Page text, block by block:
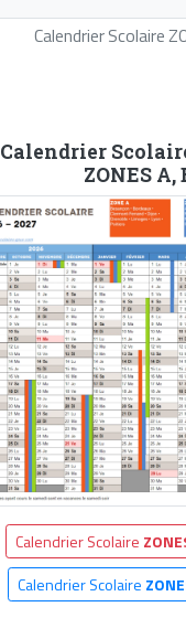
Calendrier Scolaire
Calendrier
ZONES A,
Calendrier Scolaire
Calendrier Scolaire